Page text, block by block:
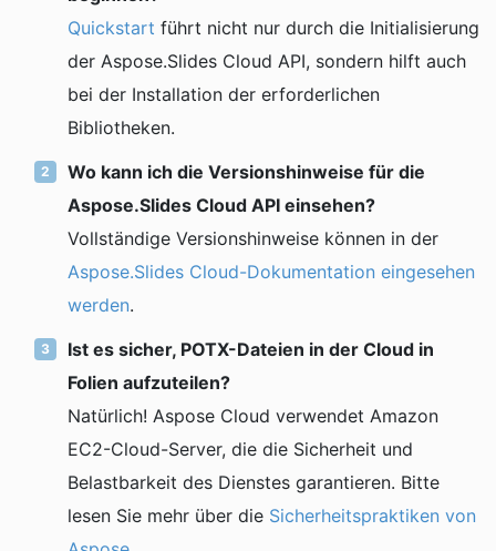
Quickstart führt nicht nur durch die Initialisierung
der Aspose.Slides Cloud API, sondern hilft auch
bei der Installation der erforderlichen
Bibliotheken.
Wo kann ich die Versionshinweise für die
Aspose.Slides Cloud API einsehen?
Vollständige Versionshinweise können in der
Aspose.Slides Cloud-Dokumentation eingesehen
werden.
Ist es sicher, POTX-Dateien in der Cloud in
Folien aufzuteilen?
Natürlich! Aspose Cloud verwendet Amazon
EC2-Cloud-Server, die die Sicherheit und
Belastbarkeit des Dienstes garantieren. Bitte
lesen Sie mehr über die Sicherheitspraktiken von